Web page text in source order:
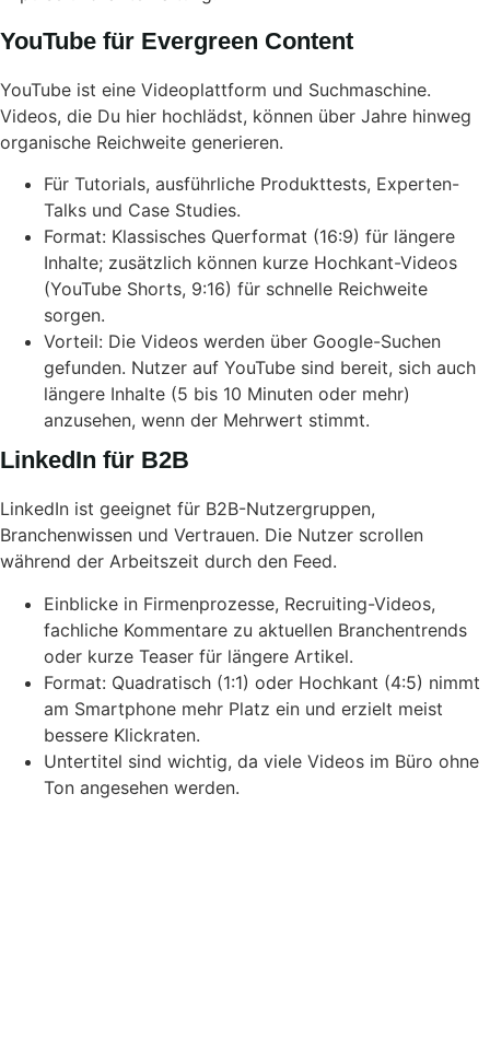
YouTube für Evergreen Content
YouTube ist eine Videoplattform und Suchmaschine.
Videos, die Du hier hochlädst, können über Jahre hinweg
organische Reichweite generieren.
Für Tutorials, ausführliche Produkttests, Experten-
Talks und Case Studies.
Format: Klassisches Querformat (16:9) für längere
Inhalte; zusätzlich können kurze Hochkant-Videos
(YouTube Shorts, 9:16) für schnelle Reichweite
sorgen.
Vorteil: Die Videos werden über Google-Suchen
gefunden. Nutzer auf YouTube sind bereit, sich auch
längere Inhalte (5 bis 10 Minuten oder mehr)
anzusehen, wenn der Mehrwert stimmt.
LinkedIn für B2B
LinkedIn ist geeignet für B2B-Nutzergruppen,
Branchenwissen und Vertrauen. Die Nutzer scrollen
während der Arbeitszeit durch den Feed.
Einblicke in Firmenprozesse, Recruiting-Videos,
fachliche Kommentare zu aktuellen Branchentrends
oder kurze Teaser für längere Artikel.
Format: Quadratisch (1:1) oder Hochkant (4:5) nimmt
am Smartphone mehr Platz ein und erzielt meist
bessere Klickraten.
Untertitel sind wichtig, da viele Videos im Büro ohne
Ton angesehen werden.